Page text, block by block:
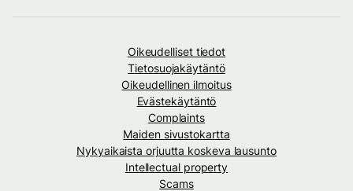
Oikeudelliset tiedot
Tietosuojakäytäntö
Oikeudellinen ilmoitus
Evästekäytäntö
Complaints
Maiden sivustokartta
Nykyaikaista orjuutta koskeva lausunto
Intellectual property
Scams